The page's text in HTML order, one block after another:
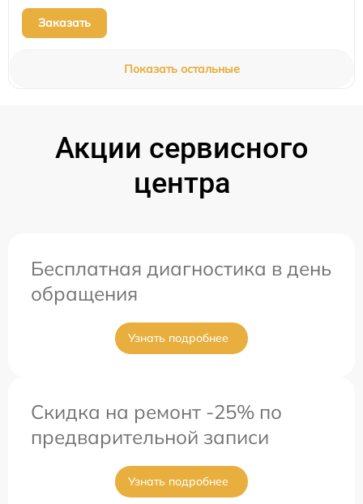
Заказать
Показать остальные
Акции сервисного
центра
Бесплатная диагностика в день
обращения
Узнать подробнее
Скидка на ремонт -25% по
предварительной записи
Узнать подробнее